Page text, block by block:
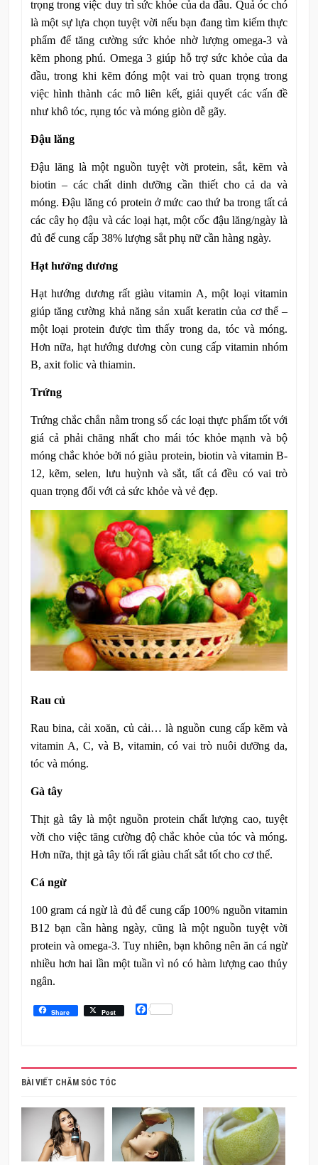
trọng trong việc duy trì sức khỏe của da đầu. Quả óc chó
là một sự lựa chọn tuyệt vời nếu bạn đang tìm kiếm thực
phẩm để tăng cường sức khỏe nhờ lượng omega-3 và
kẽm phong phú. Omega 3 giúp hỗ trợ sức khỏe của da
đầu, trong khi kẽm đóng một vai trò quan trọng trong
việc hình thành các mô liên kết, giải quyết các vấn đề
như khô tóc, rụng tóc và móng giòn dễ gãy.
Đậu lăng
Đậu lăng là một nguồn tuyệt vời protein, sắt, kẽm và
biotin – các chất dinh dưỡng cần thiết cho cả da và
móng. Đậu lăng có protein ở mức cao thứ ba trong tất cả
các cây họ đậu và các loại hạt, một cốc đậu lăng/ngày là
đủ để cung cấp 38% lượng sắt phụ nữ cần hàng ngày.
Hạt hướng dương
Hạt hướng dương rất giàu vitamin A, một loại vitamin
giúp tăng cường khả năng sản xuất keratin của cơ thể –
một loại protein được tìm thấy trong da, tóc và móng.
Hơn nữa, hạt hướng dương còn cung cấp vitamin nhóm
B, axit folic và thiamin.
Trứng
Trứng chắc chắn nằm trong số các loại thực phẩm tốt với
giá cả phải chăng nhất cho mái tóc khỏe mạnh và bộ
móng chắc khỏe bởi nó giàu protein, biotin và vitamin B-
12, kẽm, selen, lưu huỳnh và sắt, tất cả đều có vai trò
quan trọng đối với cả sức khỏe và vẻ đẹp.
Rau củ
Rau bina, cải xoăn, củ cải… là nguồn cung cấp kẽm và
vitamin A, C, và B, vitamin, có vai trò nuôi dưỡng da,
tóc và móng.
Gà tây
Thịt gà tây là một nguồn protein chất lượng cao, tuyệt
vời cho việc tăng cường độ chắc khỏe của tóc và móng.
Hơn nữa, thịt gà tây tối rất giàu chất sắt tốt cho cơ thể.
Cá ngừ
100 gram cá ngừ là đủ để cung cấp 100% nguồn vitamin
B12 bạn cần hàng ngày, cũng là một nguồn tuyệt vời
protein và omega-3. Tuy nhiên, bạn không nên ăn cá ngừ
nhiều hơn hai lần một tuần vì nó có hàm lượng cao thủy
ngân.
Share Post Facebook
BÀI VIẾT CHĂM SÓC TÓC